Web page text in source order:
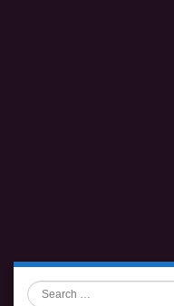
Search